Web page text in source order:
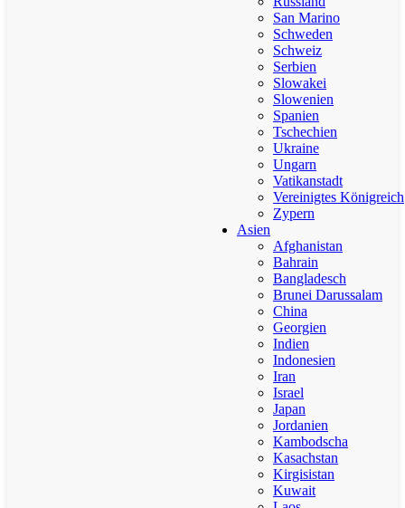
San Marino
Schweden
Schweiz
Serbien
Slowakei
Slowenien
Spanien
Tschechien
Ukraine
Ungarn
Vatikanstadt
Vereinigtes Königreich
Zypern
Asien
Afghanistan
Bahrain
Bangladesch
Brunei Darussalam
China
Georgien
Indien
Indonesien
Iran
Israel
Japan
Jordanien
Kambodscha
Kasachstan
Kirgisistan
Kuwait